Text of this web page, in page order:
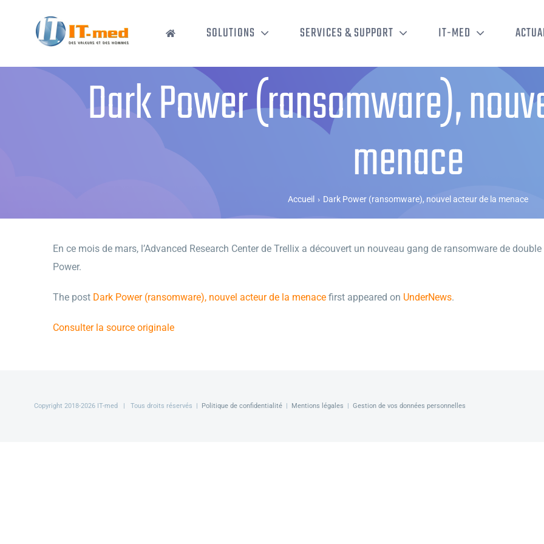
SOLUTIONS SERVICES & SUPPORT IT-MED
Dark Power (ransomware),
menace
Accueil › Dark Power (ransomware), nouvel acteur de la menace
En ce mois de mars, l’Advanced Research Center de Trellix a découvert un nouveau gang de ransomware de
Power.
The post Dark Power (ransomware), nouvel acteur de la menace first appeared on UnderNews.
Consulter la source originale
Copyright 2018-2026 IT-med | Tous droits réservés | Politique de confidentialité| Mentions légales | Gestion de vos données personnelles